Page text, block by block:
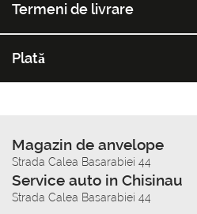
Termeni de livrare
Plată
Magazin de anvelope
Strada Calea Basarabiei 44
Service auto in Chisinau
Strada Calea Basarabiei 44